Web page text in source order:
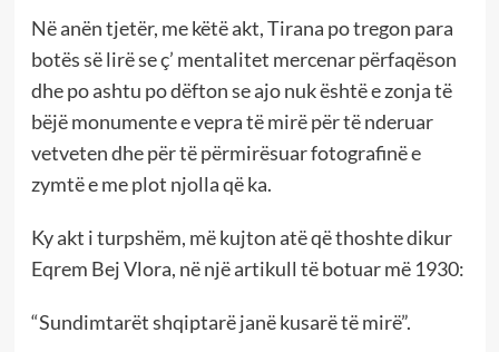
Në anën tjetër, me këtë akt, Tirana po tregon para
botës së lirë se ç’ mentalitet mercenar përfaqëson
dhe po ashtu po dëfton se ajo nuk është e zonja të
bëjë monumente e vepra të mirë për të nderuar
vetveten dhe për të përmirësuar fotografinë e
zymtë e me plot njolla që ka.
Ky akt i turpshëm, më kujton atë që thoshte dikur
Eqrem Bej Vlora, në një artikull të botuar më 1930:
“Sundimtarët shqiptarë janë kusarë të mirë”.